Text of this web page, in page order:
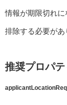
情報が期限切れ
排除する必要があ
推奨プロパ